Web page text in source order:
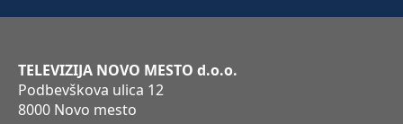
TELEVIZIJA NOVO MESTO d.o.o.
Podbevškova ulica 12
8000 Novo mesto